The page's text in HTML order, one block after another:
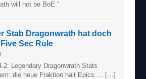
will not be BoE.“
Stab Dragonwrath hat doch
Sec Rule
Legendary Dragonwrath Stats
die neue Fraktion hält Epics … […]